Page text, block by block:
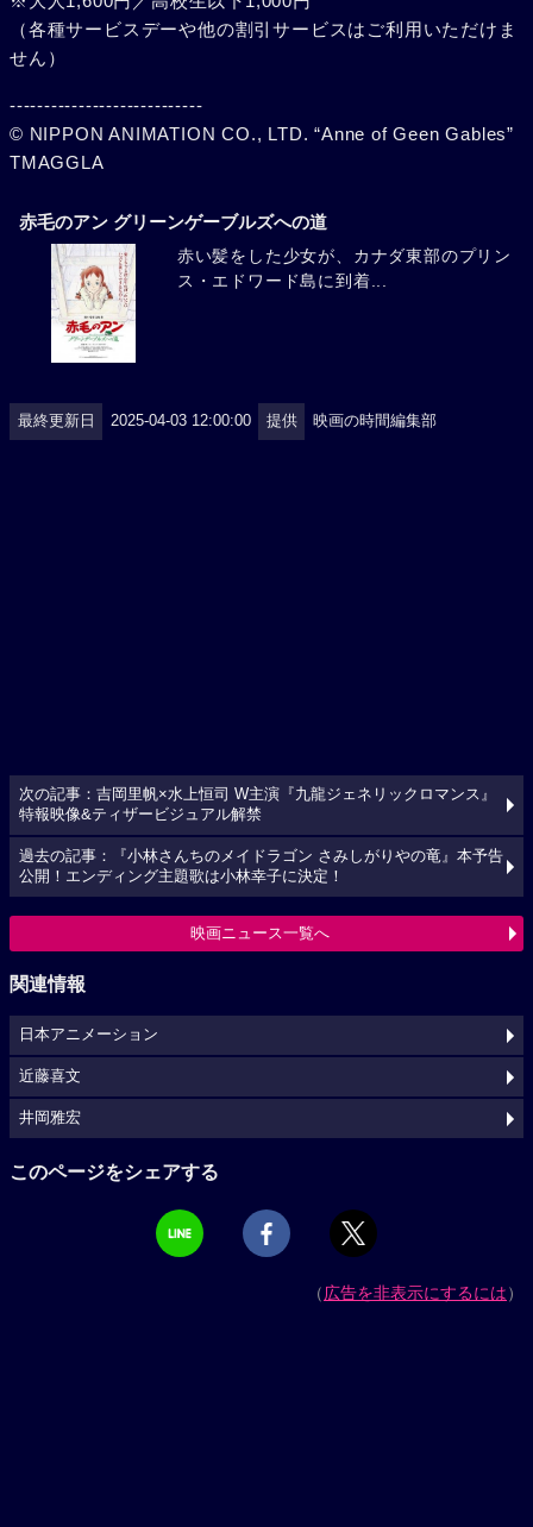
（各種サービスデーや他の割引サービスはご利用いただけま
せん）
----------------------------
© NIPPON ANIMATION CO., LTD. “Anne of Geen Gables”
TMAGGLA
赤毛のアン グリーンゲーブルズへの道
赤い髪をした少女が、カナダ東部のプリン
ス・エドワード島に到着...
最終更新日 2025-04-03 12:00:00 提供 映画の時間編集部
次の記事：吉岡里帆×水上恒司 W主演『九龍ジェネリックロマンス』
特報映像&ティザービジュアル解禁
過去の記事：『小林さんちのメイドラゴン さみしがりやの竜』本予告
公開！エンディング主題歌は小林幸子に決定！
映画ニュース一覧へ
関連情報
日本アニメーション
近藤喜文
井岡雅宏
このページをシェアする
（広告を非表示にするには）